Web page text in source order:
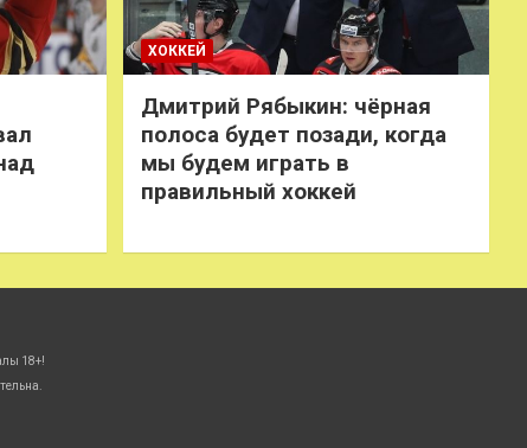
ХОККЕЙ
Дмитрий Рябыкин: чёрная
полоса будет позади, когда
мы будем играть в
правильный хоккей
18+!